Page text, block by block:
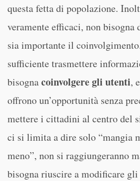
questa fetta di popolazione.
veramente efficaci, non bisogna
sia importante il
sufficiente trasmettere
bisognacoinvolgere gli utenti,
offrono un’opportunità senza
mettere i cittadini al centro del
ci si limita a dire solo “mangia
meno”, non si raggiungeranno
bisogna riuscire a modificare